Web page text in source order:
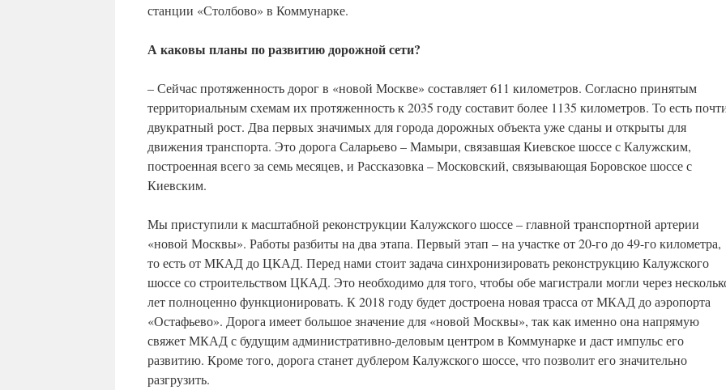
станции «Столбово» в Коммунарке.
А каковы планы по развитию дорожной сети?
– Сейчас протяженность дорог в «новой Москве» составляет 611 километров. Согласно принятым
территориальным схемам их протяженность к 2035 году составит более 1135 километров. То есть
двукратный рост. Два первых значимых для города дорожных объекта уже сданы и открыты для
движения транспорта. Это дорога Саларьево – Мамыри, связавшая Киевское шоссе с Калужским,
построенная всего за семь месяцев, и Рассказовка – Московский, связывающая Боровское шоссе с
Киевским.
Мы приступили к масштабной реконструкции Калужского шоссе – главной транспортной артерии
«новой Москвы». Работы разбиты на два этапа. Первый этап – на участке от 20-го до 49-го километра,
то есть от МКАД до ЦКАД. Перед нами стоит задача синхронизировать реконструкцию Калужского
шоссе со строительством ЦКАД. Это необходимо для того, чтобы обе магистрали могли через
лет полноценно функционировать. К 2018 году будет достроена новая трасса от МКАД до аэропорта
«Остафьево». Дорога имеет большое значение для «новой Москвы», так как именно она напрямую
свяжет МКАД с будущим административно-деловым центром в Коммунарке и даст импульс его
развитию. Кроме того, дорога станет дублером Калужского шоссе, что позволит его значительно
разгрузить.